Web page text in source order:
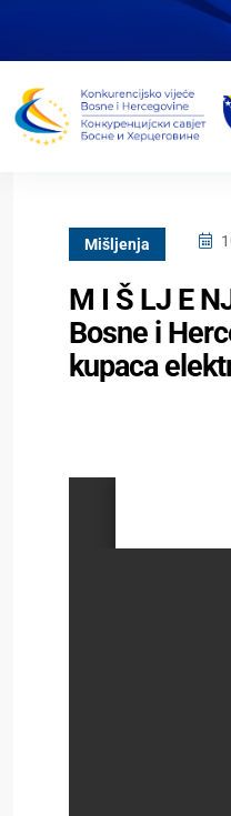
Mišljenja
M I Š LJ E
Bosne i
kupaca